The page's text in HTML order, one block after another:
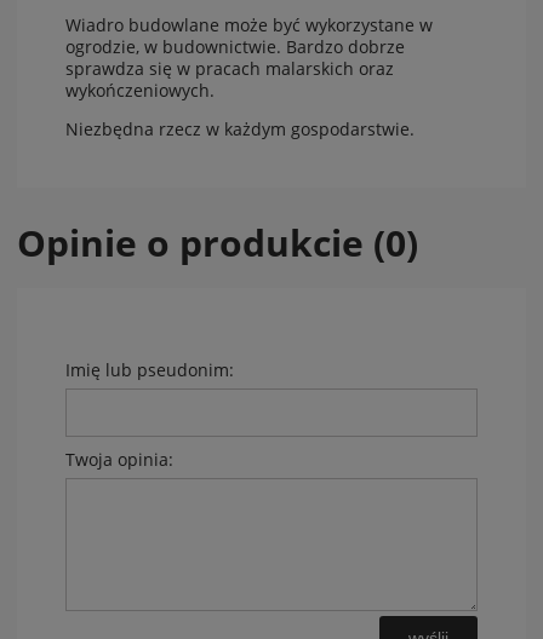
Wiadro budowlane może być wykorzystane w
ogrodzie, w budownictwie. Bardzo dobrze
sprawdza się w pracach malarskich oraz
wykończeniowych.
Niezbędna rzecz w każdym gospodarstwie.
Opinie o produkcie (0)
Imię lub pseudonim:
Twoja opinia: